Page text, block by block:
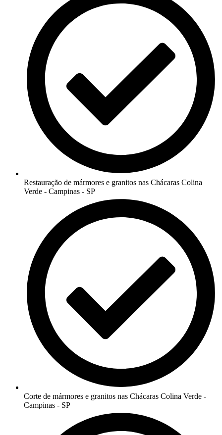
Restauração de mármores e granitos nas Chácaras Colina
Verde - Campinas - SP
Corte de mármores e granitos nas Chácaras Colina Verde -
Campinas - SP